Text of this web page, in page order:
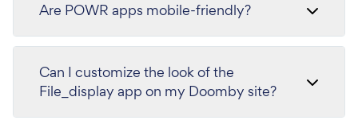
Are POWR apps mobile-friendly?
Can I customize the look of the
File_display app on my Doomby site?